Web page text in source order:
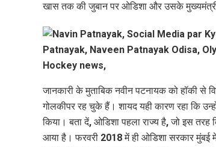
खास तक की जुबान पर ओडिशा और उसके
जानकारी के मुताबिक नवीन पटनायक को हॉकी से
गोलकीपर रह चुके हैं। शायद यही कारण रहा कि
किया। बता दें, ओडिशा पहला राज्य है, जो इस तरह
आया है। फरवरी 2018 में ही ओडिशा सरकार मुंबई